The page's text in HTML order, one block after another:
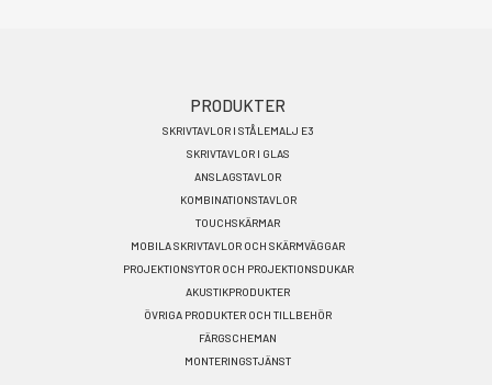
PRODUKTER
SKRIVTAVLOR I STÅLEMALJ E3
SKRIVTAVLOR I GLAS
ANSLAGSTAVLOR
KOMBINATIONSTAVLOR
TOUCHSKÄRMAR
MOBILA SKRIVTAVLOR OCH SKÄRMVÄGGAR
PROJEKTIONSYTOR OCH PROJEKTIONSDUKAR
AKUSTIKPRODUKTER
ÖVRIGA PRODUKTER OCH TILLBEHÖR
FÄRGSCHEMAN
MONTERINGSTJÄNST